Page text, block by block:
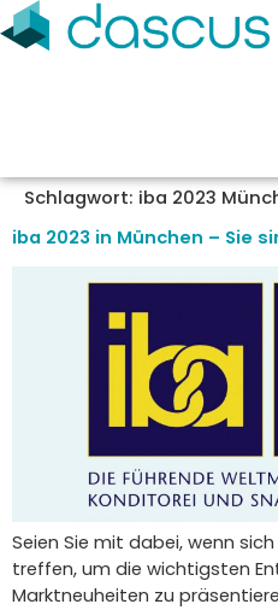
Schlagwort: iba 2023
iba 2023 in München – Sie
Seien Sie mit dabei, wenn
treffen, um die wichtigsten
Marktneuheiten zu